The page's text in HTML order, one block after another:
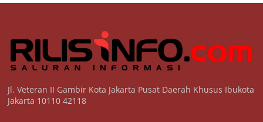
Jl. Veteran II Gambir Kota Jakarta Pusat Daerah Khusus Ibukota
Jakarta 10110 42118